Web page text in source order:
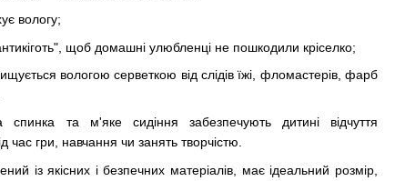
вологу;
щоб домашні улюбленці не пошкодили кріселко;
вологою серветкою від слідів їжі, фломастерів, фарб
спинка та м'яке сидіння забезпечують дитині відчуття
час гри, навчання чи занять творчістю.
із якісних і безпечних матеріалів, має ідеальний розмір,